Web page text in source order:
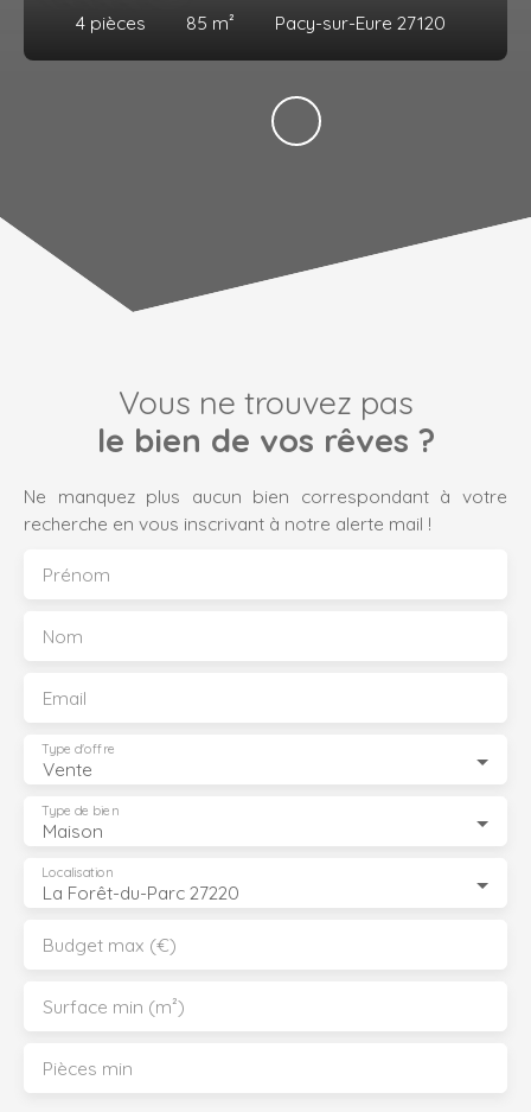
4 pièces 85 m² Pacy-sur-Eure 27120
Vous ne trouvez pas
le bien de vos rêves ?
Ne manquez plus aucun bien correspondant à votre
recherche en vous inscrivant à notre alerte mail !
Prénom
Nom
Email
Vente
Type d'offre
Maison
Type de bien
La Forêt-du-Parc 27220
Localisation
Budget max (€)
Surface min (m²)
Pièces min